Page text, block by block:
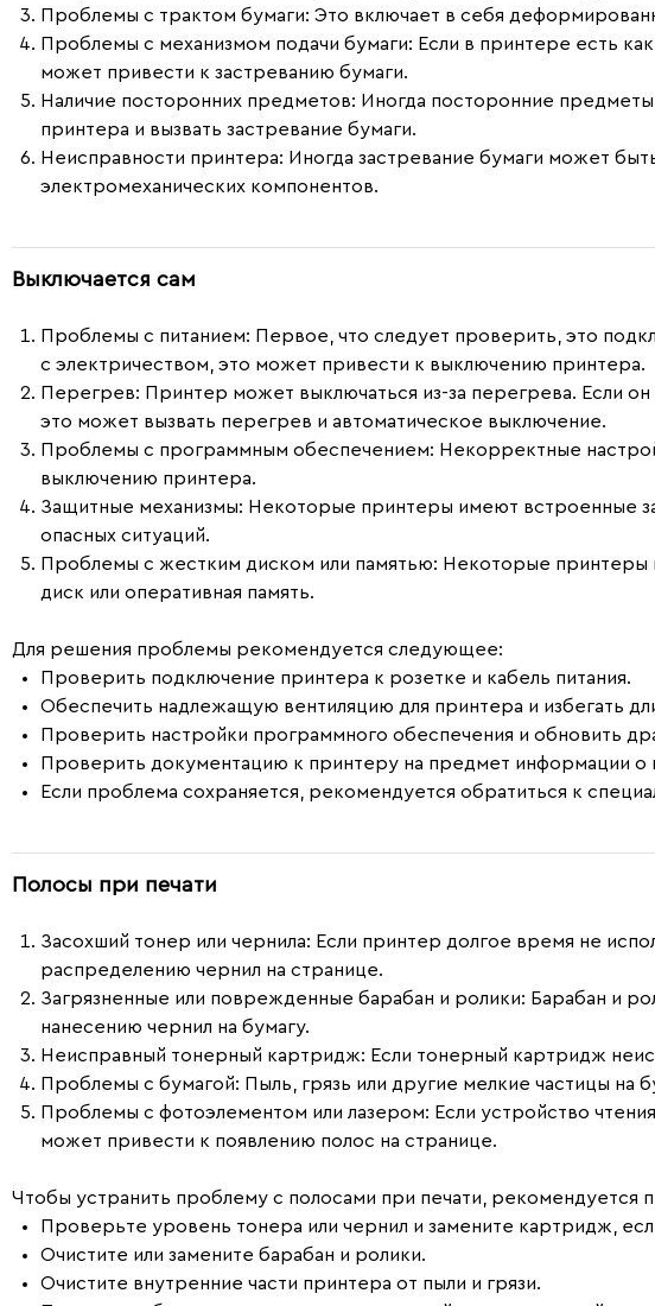
Проблемы с трактом бумаги: Это включает в себя
Проблемы с механизмом подачи бумаги: Если в принтере есть
может привести к застреванию бумаги.
Наличие посторонних предметов: Иногда посторонние
принтера и вызвать застревание бумаги.
Неисправности принтера: Иногда застревание бумаги может
электромеханических компонентов.
Выключается сам
Проблемы с питанием: Первое, что следует проверить, это
с электричеством, это может привести к выключению принтера.
Перегрев: Принтер может выключаться из-за перегрева. Если
это может вызвать перегрев и автоматическое выключение.
Проблемы с программным обеспечением: Некорректные
выключению принтера.
Защитные механизмы: Некоторые принтеры имеют встроенные
опасных ситуаций.
Проблемы с жестким диском или памятью: Некоторые принтеры
диск или оперативная память.
Для решения проблемы рекомендуется следующее:
Проверить подключение принтера к розетке и кабель питания.
Обеспечить надлежащую вентиляцию для принтера и избегать
Проверить настройки программного обеспечения и обновить
Проверить документацию к принтеру на предмет информации о
Если проблема сохраняется, рекомендуется обратиться к
Полосы при печати
Засохший тонер или чернила: Если принтер долгое время не
распределению чернил на странице.
Загрязненные или поврежденные барабан и ролики: Барабан и
нанесению чернил на бумагу.
Неисправный тонерный картридж: Если тонерный картридж
Проблемы с бумагой: Пыль, грязь или другие мелкие частицы на
Проблемы с фотоэлементом или лазером: Если устройство
может привести к появлению полос на странице.
Чтобы устранить проблему с полосами при печати, рекомендуется
Проверьте уровень тонера или чернил и замените картридж,
Очистите или замените барабан и ролики.
Очистите внутренние части принтера от пыли и грязи.